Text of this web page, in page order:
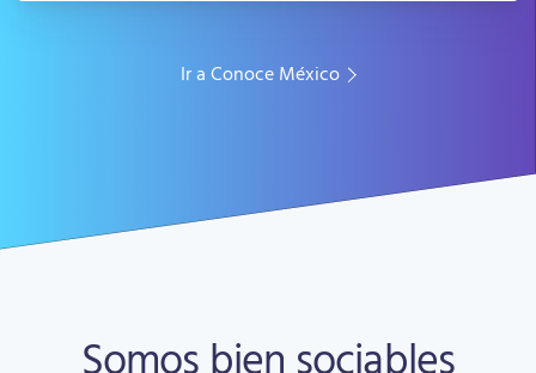
Ir a Conoce México
Somos bien sociables